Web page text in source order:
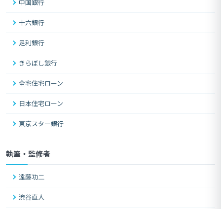
中国銀行
十六銀行
足利銀行
きらぼし銀行
全宅住宅ローン
日本住宅ローン
東京スター銀行
執筆・監修者
遠藤功二
渋谷直人